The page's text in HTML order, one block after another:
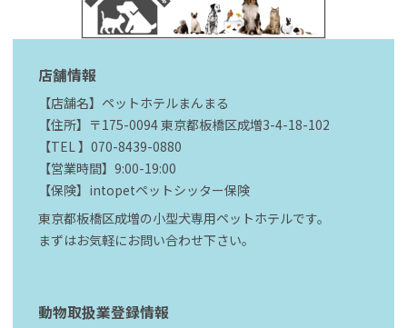
店舗情報
【店舗名】ペットホテルまんまる
【住所】〒175-0094 東京都板橋区成増3-4-18-102
【TEL 】070-8439-0880
【営業時間】9:00-19:00
【保険】intopetペットシッター保険
東京都板橋区成増の小型犬専用ペットホテルです。
まずはお気軽にお問い合わせ下さい。
動物取扱業登録情報